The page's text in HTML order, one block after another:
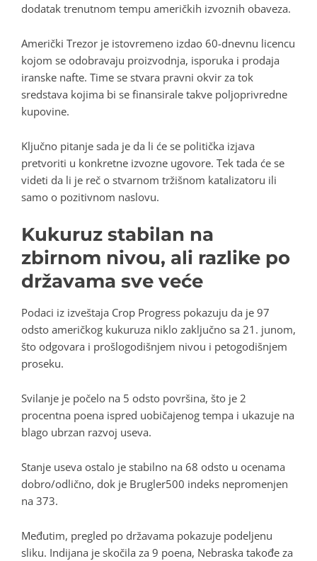
dodatak trenutnom tempu američkih izvoznih obaveza.
Američki Trezor je istovremeno izdao 60-dnevnu licencu
kojom se odobravaju proizvodnja, isporuka i prodaja
iranske nafte. Time se stvara pravni okvir za tok
sredstava kojima bi se finansirale takve poljoprivredne
kupovine.
Ključno pitanje sada je da li će se politička izjava
pretvoriti u konkretne izvozne ugovore. Tek tada će se
videti da li je reč o stvarnom tržišnom katalizatoru ili
samo o pozitivnom naslovu.
Kukuruz stabilan na
zbirnom nivou, ali razlike po
državama sve veće
Podaci iz izveštaja Crop Progress pokazuju da je 97
odsto američkog kukuruza niklo zaključno sa 21. junom,
što odgovara i prošlogodišnjem nivou i petogodišnjem
proseku.
Svilanje je počelo na 5 odsto površina, što je 2
procentna poena ispred uobičajenog tempa i ukazuje na
blago ubrzan razvoj useva.
Stanje useva ostalo je stabilno na 68 odsto u ocenama
dobro/odlično, dok je Brugler500 indeks nepromenjen
na 373.
Međutim, pregled po državama pokazuje podeljenu
sliku. Indijana je skočila za 9 poena, Nebraska takođe za